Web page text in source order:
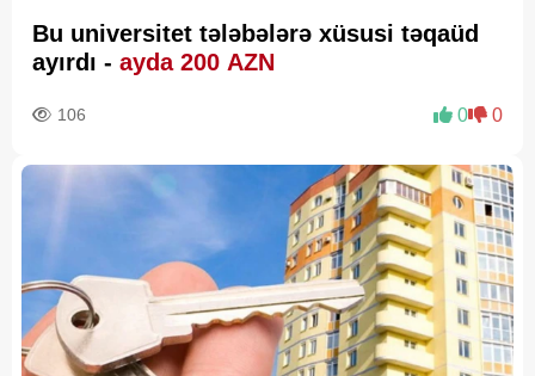
Bu universitet tələbələrə xüsusi təqaüd
ayırdı - ayda 200 AZN
106 0 0